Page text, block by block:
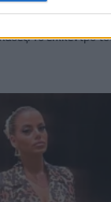
Το επίκεντρο